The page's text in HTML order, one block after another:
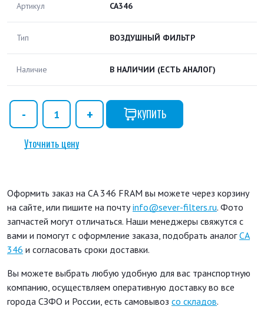
Артикул CA346
Тип ВОЗДУШНЫЙ ФИЛЬТР
Наличие В НАЛИЧИИ (ЕСТЬ АНАЛОГ)
КУПИТЬ
Уточнить цену
Оформить заказ на CA 346 FRAM вы можете через корзину
на сайте, или пишите на почтуinfo@sever-filters.ru. Фото
запчастей могут отличаться. Наши менеджеры свяжутся с
вами и помогут с оформление заказа, подобрать аналогCA
346 и согласовать сроки доставки.
Вы можете выбрать любую удобную для вас транспортную
компанию, осуществляем оперативную доставку во все
города СЗФО и России, есть самовывоз со складов.